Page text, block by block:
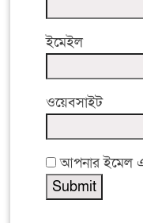
ইমেইল
ওয়েবসাইট
আপনার ইমেল